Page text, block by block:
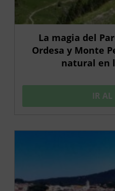
La magia del
Ordesa y Monte
natural en
IR AL